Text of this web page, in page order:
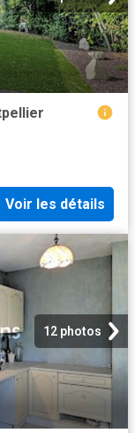
Voir les détails
12 photos